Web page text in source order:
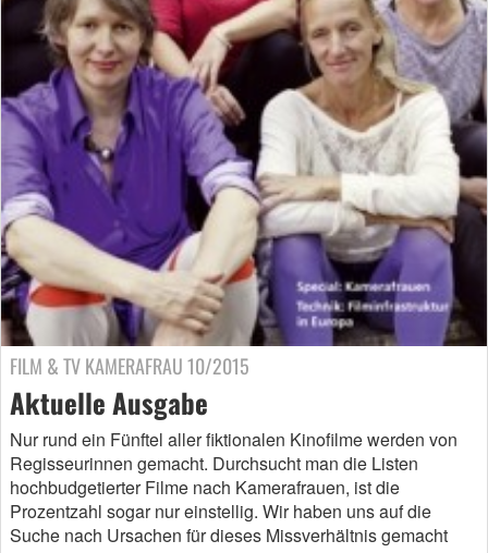
FILM & TV KAMERAFRAU 10/2015
Aktuelle Ausgabe
Nur rund ein Fünftel aller fiktionalen Kinofilme werden von
Regisseurinnen gemacht. Durchsucht man die Listen
hochbudgetierter Filme nach Kamerafrauen, ist die
Prozentzahl sogar nur einstellig. Wir haben uns auf die
Suche nach Ursachen für dieses Missverhältnis gemacht